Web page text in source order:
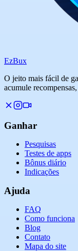
EzBux
O jeito mais fácil de
acumule
Ganhar
Pesquisas
Testes de apps
Bônus diário
Indicações
Ajuda
FAQ
Como funciona
Blog
Contato
Mapa do site